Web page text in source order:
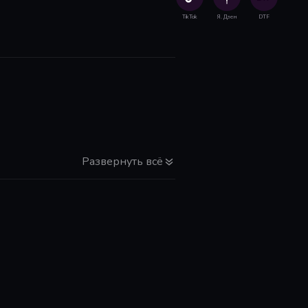
Развернуть всё
TikTok Я. Дзен DTF